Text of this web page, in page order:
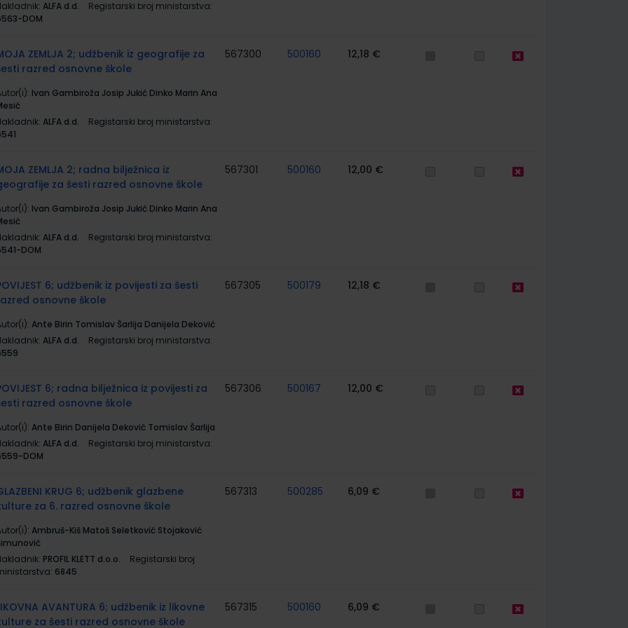
ALFA d.d.
Registarski broj ministarstva:
DOM
ZEMLJA 2; udžbenik iz geografije za
razred osnovne škole
Ivan Gambiroža Josip Jukić Dinko Marin Ana
ALFA d.d.
Registarski broj ministarstva:
567300 500160 12,18 €
ZEMLJA 2; radna bilježnica iz
za šesti razred osnovne škole
Ivan Gambiroža Josip Jukić Dinko Marin Ana
ALFA d.d.
Registarski broj ministarstva:
DOM
567301 500160 12,00 €
6; udžbenik iz povijesti za šesti
osnovne škole
Ante Birin Tomislav Šarlija Danijela Deković
ALFA d.d.
Registarski broj ministarstva:
567305 500179 12,18 €
6; radna bilježnica iz povijesti za
razred osnovne škole
Ante Birin Danijela Deković Tomislav Šarlija
ALFA d.d.
Registarski broj ministarstva:
DOM
567306 500167 12,00 €
KRUG 6; udžbenik glazbene
za 6. razred osnovne škole
Ambruš-Kiš Matoš Seletković Stojaković
PROFIL KLETT d.o.o.
Registarski broj
6845
567313 500285 6,09 €
AVANTURA 6; udžbenik iz likovne
za šesti razred osnovne škole
567315 500160 6,09 €